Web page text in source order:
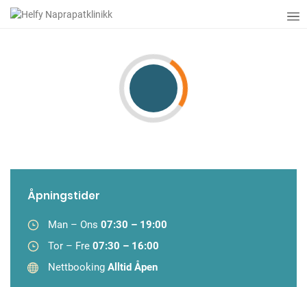
Mange bruker sin helseforsrikring på
naprapat eller trykkbølgebehandling
Åpningstider
Man – Ons 07:30 – 19:00
Tor – Fre 07:30 – 16:00
Nettbooking Alltid Åpen